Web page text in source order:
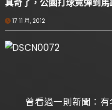
真奇了，公園打球竟彈到馬
17 11 月, 2012
曾看過一則新聞：有